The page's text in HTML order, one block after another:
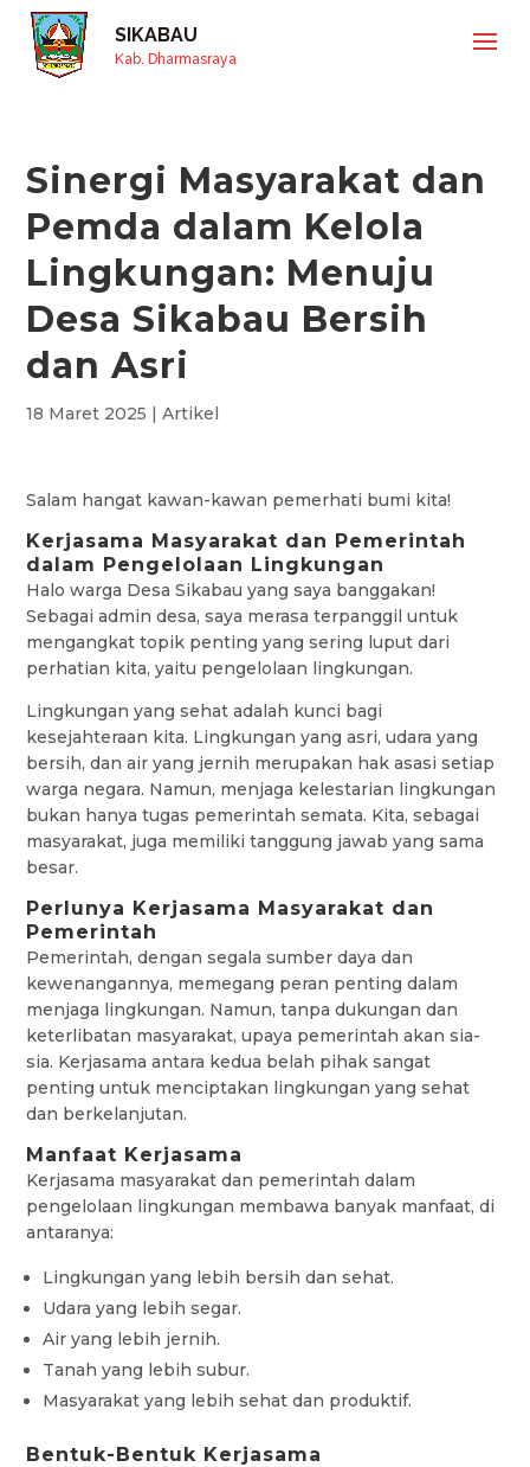
SIKABAU
Kab. Dharmasraya
Sinergi Masyarakat dan
Pemda dalam Kelola
Lingkungan: Menuju
Desa Sikabau Bersih
dan Asri
18 Maret 2025 |Artikel
Salam hangat kawan-kawan pemerhati bumi kita!
Kerjasama Masyarakat dan Pemerintah
dalam Pengelolaan Lingkungan
Halo warga Desa Sikabau yang saya banggakan!
Sebagai admin desa, saya merasa terpanggil untuk
mengangkat topik penting yang sering luput dari
perhatian kita, yaitu pengelolaan lingkungan.
Lingkungan yang sehat adalah kunci bagi
kesejahteraan kita. Lingkungan yang asri, udara yang
bersih, dan air yang jernih merupakan hak asasi setiap
warga negara. Namun, menjaga kelestarian lingkungan
bukan hanya tugas pemerintah semata. Kita, sebagai
masyarakat, juga memiliki tanggung jawab yang sama
besar.
Perlunya Kerjasama Masyarakat dan
Pemerintah
Pemerintah, dengan segala sumber daya dan
kewenangannya, memegang peran penting dalam
menjaga lingkungan. Namun, tanpa dukungan dan
keterlibatan masyarakat, upaya pemerintah akan sia-
sia. Kerjasama antara kedua belah pihak sangat
penting untuk menciptakan lingkungan yang sehat
dan berkelanjutan.
Manfaat Kerjasama
Kerjasama masyarakat dan pemerintah dalam
pengelolaan lingkungan membawa banyak manfaat, di
antaranya:
Lingkungan yang lebih bersih dan sehat.
Udara yang lebih segar.
Air yang lebih jernih.
Tanah yang lebih subur.
Masyarakat yang lebih sehat dan produktif.
Bentuk-Bentuk Kerjasama